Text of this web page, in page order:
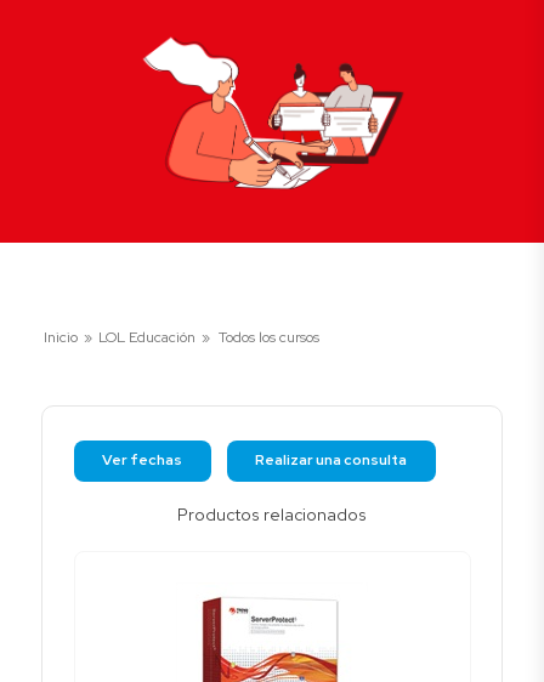
Inicio » LOL Educación » Todos los cursos
Ver fechas Realizar una consulta
Productos relacionados